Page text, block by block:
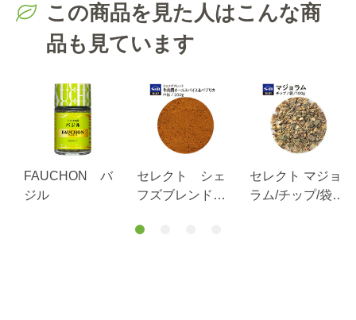
この商品を見た人はこんな商
品も見ています
FAUCHON バ
ジル
セレクト シェ
フズブレンド
パイス＆パプリ
セレクト マジョ
ラム/チップ/袋